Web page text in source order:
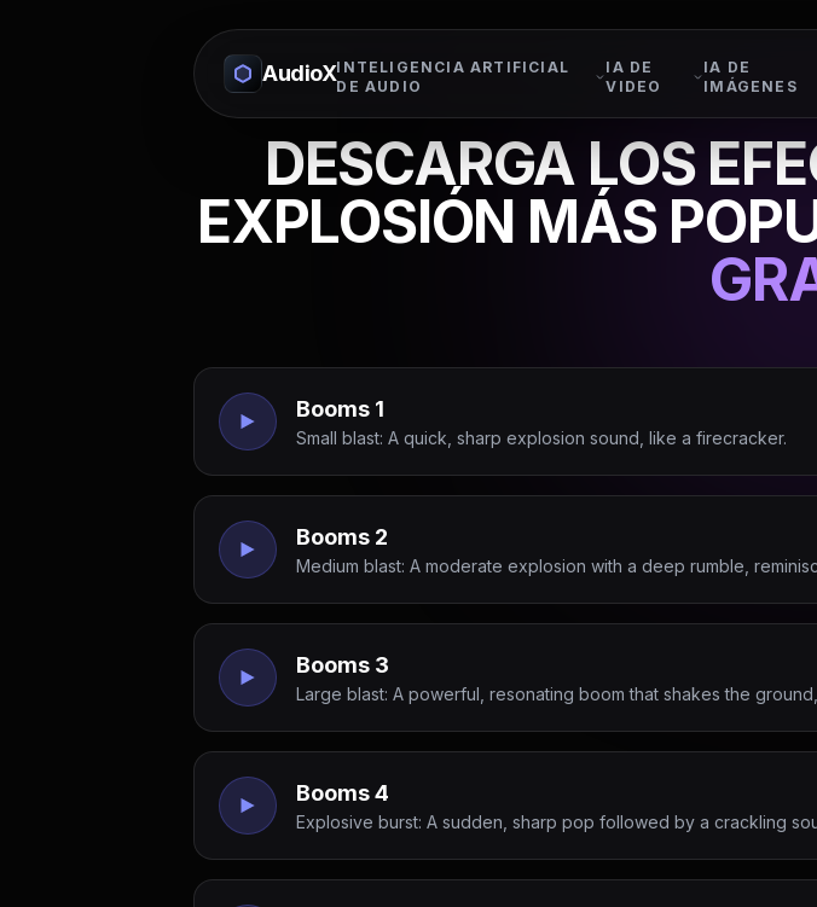
AudioXINTELIGENCIA ARTIFICIAL
DE AUDIO
IA DE
VIDEO
IA DE
IMÁGENES
DESCARGA LOS
EXPLOSIÓN MÁS
Booms 1
Small blast: A quick, sharp explosion sound, like a firecracker.
Booms 2
Medium blast: A moderate explosion with a deep rumble,
Booms 3
Large blast: A powerful, resonating boom that shakes the
Booms 4
Explosive burst: A sudden, sharp pop followed by a crackling